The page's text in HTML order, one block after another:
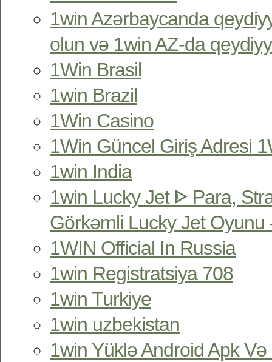
1win Azərbaycanda
olun və 1win AZ-da
1Win Brasil
1win Brazil
1Win Casino
1Win Güncel Giriş Adresi
1win India
1win Lucky Jet ᐈ Para,
Görkəmli Lucky Jet Oyunu
1WIN Official In Russia
1win Registratsiya 708
1win Turkiye
1win uzbekistan
1win Yüklə Android Apk